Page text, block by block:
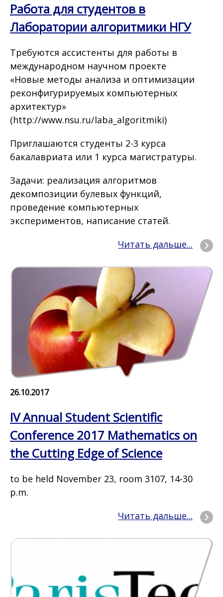
Работа для студентов в
Лаборатории алгоритмики НГУ
Требуются ассистенты для работы в
международном научном проекте
«Новые методы анализа и оптимизации
реконфигурируемых компьютерных
архитектур»
(http://www.nsu.ru/laba_algoritmiki)
Приглашаются студенты 2-3 курса
бакалавриата или 1 курса магистратуры.
Задачи: реализация алгоритмов
декомпозиции булевых функций,
проведение компьютерных
экспериментов, написание статей.
Читать дальше...
26.10.2017
IV Annual Student Scientific
Conference 2017 Mathematics on
the Cutting Edge of Science
to be held November 23, room 3107, 14-30
p.m.
Читать дальше...